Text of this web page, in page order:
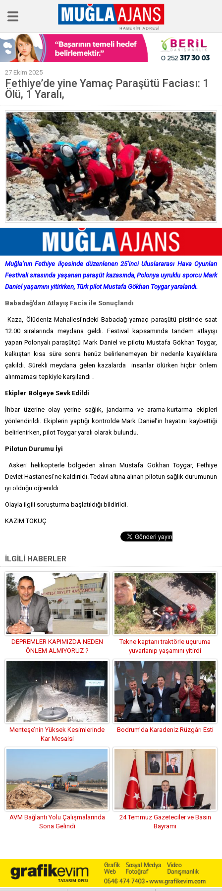
Ana Sayfa
Tüm Haberler
Köşe Yazıları
Sağlık
Magazin
Künye
27 Ekim 2025
Fethiye’de yine Yamaç Paraşütü Faciası: 1
Ölü, 1 Yaralı,
Muğla’nın Fethiye ilçesinde düzenlenen 25’inci Uluslararası Hava Oyunları
Festivali sırasında yaşanan paraşüt kazasında, Polonya uyruklu sporcu Mark
Daniel yaşamını yitirirken, Türk pilot Mustafa Gökhan Toygar yaralandı.
Babadağ’dan Atlayış Facia ile Sonuçlandı
Kaza, Ölüdeniz Mahallesi’ndeki Babadağ yamaç paraşütü pistinde saat
12.00 sıralarında meydana geldi. Festival kapsamında tandem atlayışı
yapan Polonyalı paraşütçü Mark Daniel ve pilotu Mustafa Gökhan Toygar,
kalkıştan kısa süre sonra henüz belirlenemeyen bir nedenle kayalıklara
çakıldı. Sürekli meydana gelen kazalarda insanlar ölürken hiçbir önlem
alınmaması tepkiyle karşılandı .
Ekipler Bölgeye Sevk Edildi
İhbar üzerine olay yerine sağlık, jandarma ve arama-kurtarma ekipleri
yönlendirildi. Ekiplerin yaptığı kontrolde Mark Daniel’in hayatını kaybettiği
belirlenirken, pilot Toygar yaralı olarak bulundu.
Pilotun Durumu İyi
Askeri helikopterle bölgeden alınan Mustafa Gökhan Toygar, Fethiye
Devlet Hastanesi’ne kaldırıldı. Tedavi altına alınan pilotun sağlık durumunun
iyi olduğu öğrenildi.
Olayla ilgili soruşturma başlatıldığı bildirildi.
KAZIM TOKUÇ
İLGİLİ HABERLER
DEPREMLER KAPIMIZDA NEDEN
ÖNLEM ALMIYORUZ ?
Tekne kaptanı traktörle uçuruma
yuvarlanıp yaşamını yitirdi
Menteşe’nin Yüksek Kesimlerinde
Kar Mesaisi
Bodrum’da Karadeniz Rüzgârı Esti
AVM Bağlantı Yolu Çalışmalarında
Sona Gelindi
24 Temmuz Gazeteciler ve Basın
Bayramı